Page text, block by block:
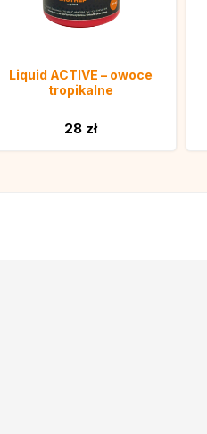
Liquid ACTIVE – owoce
tropikalne
28 zł